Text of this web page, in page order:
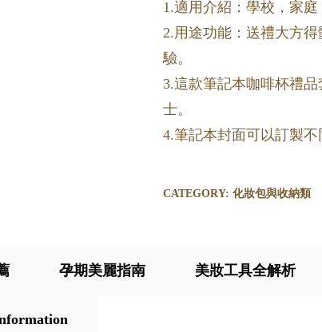
1.適用介紹：學校，家
2.用途功能：送禮大方
驗。
3.這款筆記本咖啡杯禮
士。
4.筆記本封面可以訂製不
CATEGORY: 化妝包與收納類
孕期美麗指南 美妝工具全解析